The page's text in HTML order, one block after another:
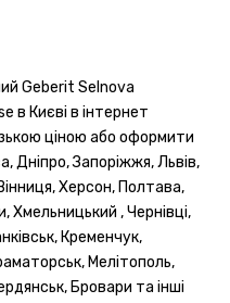
Geberit Selnova
в Києві в інтернет
ціною або оформити
Дніпро, Запоріжжя, Львів,
Херсон, Полтава,
Хмельницький , Чернівці,
Кременчук,
Мелітополь,
Бровари та інші